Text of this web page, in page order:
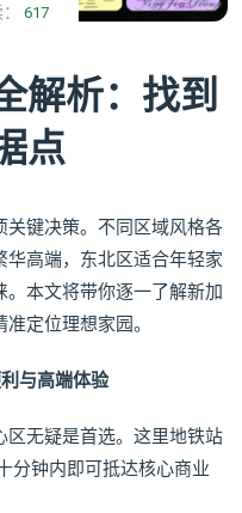
617
解析：找到
点
键决策。不同区域风格各
高端，东北区适合年轻家
本文将带你逐一了解新加
定位理想家园。
与高端体验
无疑是首选。这里地铁站
分钟内即可抵达核心商业